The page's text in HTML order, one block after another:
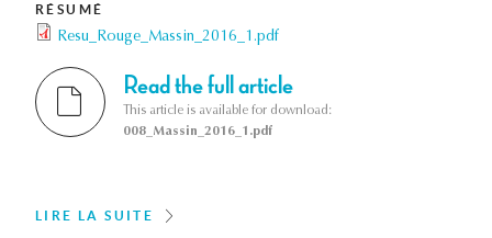
RÉSUMÉ
Resu_Rouge_Massin_2016_1.pdf
Read the full article
This article is available for download:
008_Massin_2016_1.pdf
LIRE LA SUITE